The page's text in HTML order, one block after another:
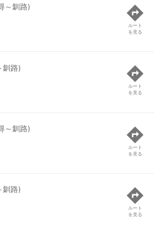
～釧路)
ルート
を見る
釧路)
ルート
を見る
～釧路)
ルート
を見る
釧路)
ルート
を見る